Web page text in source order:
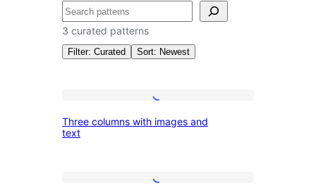
সন্ধান
কৰক
3 curated patterns
Filter: Curated Sort: Newest
Patterns:
Columns
Three
columns
Three columns with images and
text
Two